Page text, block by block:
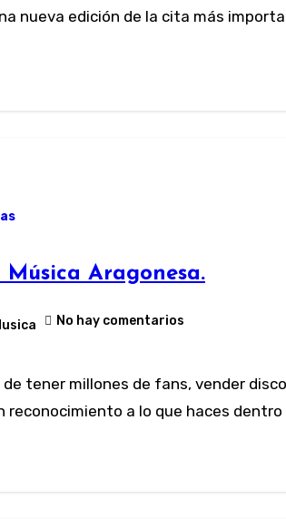
nueva edición de la cita más
Música Aragonesa.
No hay comentarios
reconocimiento a lo que haces